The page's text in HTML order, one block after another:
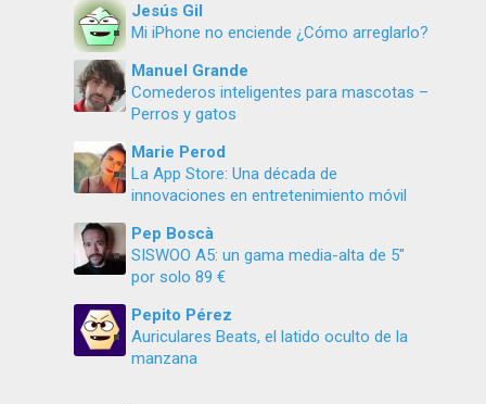
Jesús Gil
Mi iPhone no enciende ¿Cómo arreglarlo?
Manuel Grande
Comederos inteligentes para mascotas –
Perros y gatos
Marie Perod
La App Store: Una década de
innovaciones en entretenimiento móvil
Pep Boscà
SISWOO A5: un gama media-alta de 5″
por solo 89 €
Pepito Pérez
Auriculares Beats, el latido oculto de la
manzana